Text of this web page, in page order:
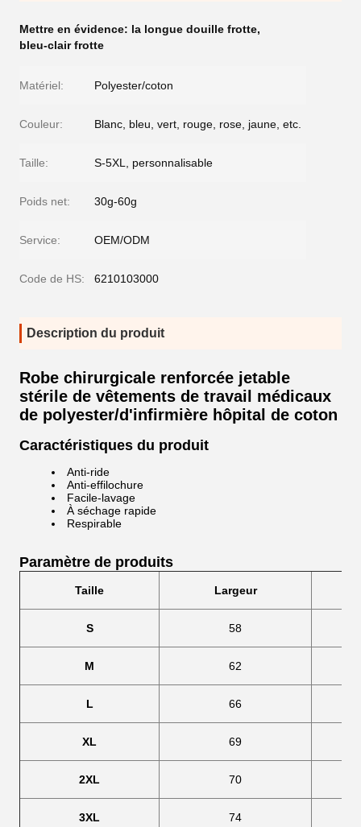
Mettre en évidence: la longue douille frotte,
bleu-clair frotte
Matériel: Polyester/coton
Couleur: Blanc, bleu, vert, rouge, rose, jaune, etc.
Taille: S-5XL, personnalisable
Poids net: 30g-60g
Service: OEM/ODM
Code de HS: 6210103000
Description du produit
Robe chirurgicale renforcée jetable
stérile de vêtements de travail médicaux
de polyester/d'infirmière hôpital de coton
Caractéristiques du produit
Anti-ride
Anti-effilochure
Facile-lavage
À séchage rapide
Respirable
Paramètre de produits
Taille Largeur
S 58
M 62
L 66
XL 69
2XL 70
3XL 74